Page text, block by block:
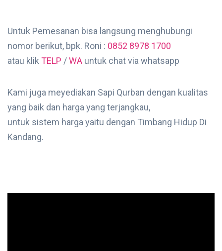
Untuk Pemesanan bisa langsung menghubungi
nomor berikut, bpk. Roni : 0852 8978 1700
atau klik TELP /WA untuk chat via whatsapp
Kami juga meyediakan Sapi Qurban dengan kualitas
yang baik dan harga yang terjangkau,
untuk sistem harga yaitu dengan Timbang Hidup Di
Kandang.